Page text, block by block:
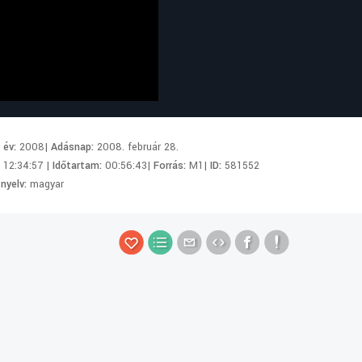
év:2008|Adásnap:2008. február 28.
12:34:57 |Időtartam:00:56:43|Forrás:M1|ID: 581552
magyar